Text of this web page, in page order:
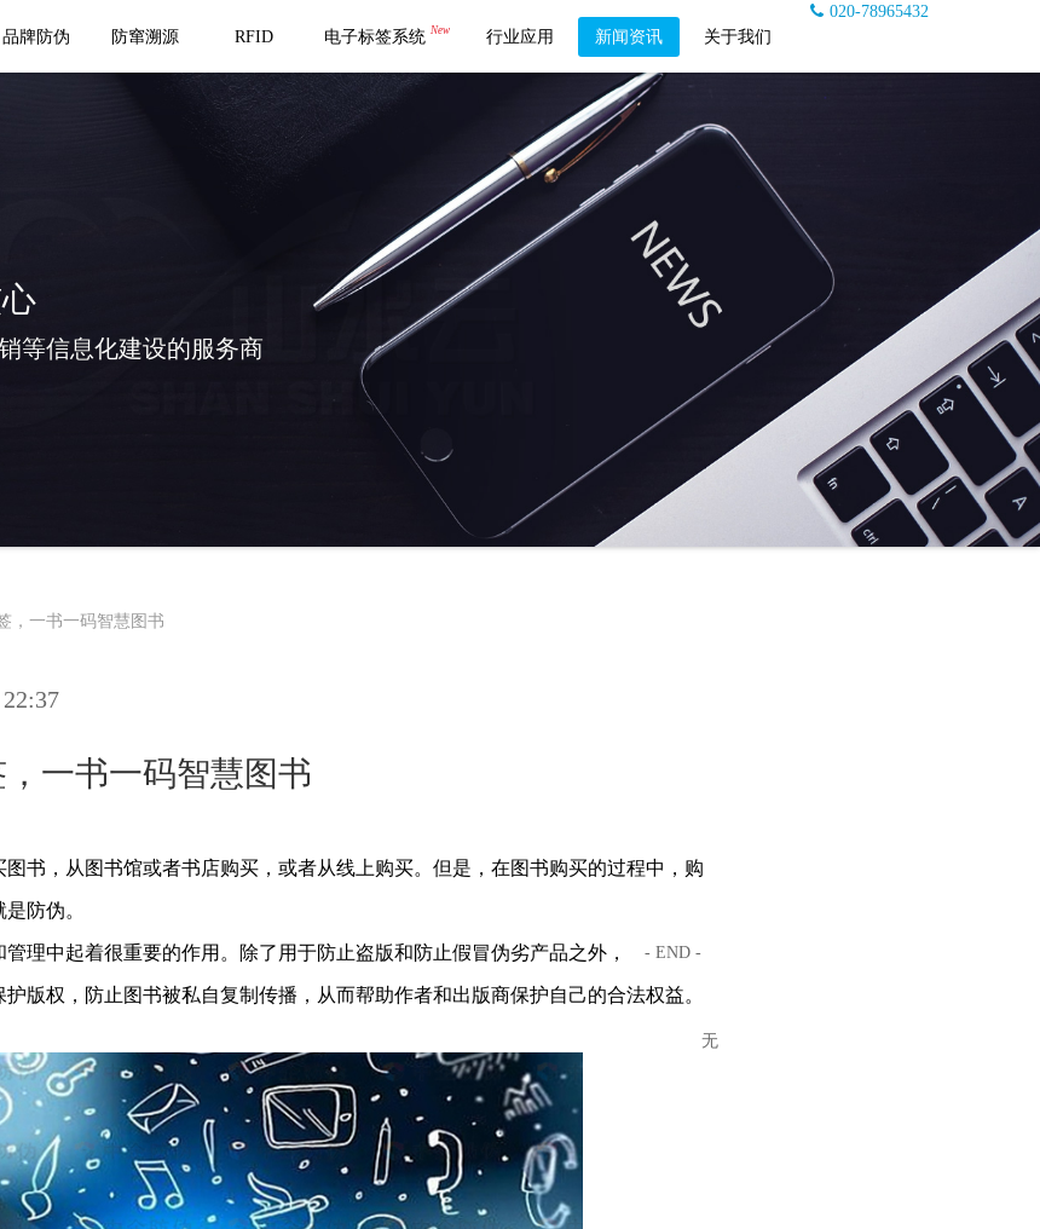
020-78965432
品牌防伪 防窜溯源 RFID 电子标签系统 New 行业应用 新闻资讯 关于我们
等信息化建设的服务商
，一书一码智慧图书
一书一码智慧图书
书，从图书馆或者书店购买，或者从线上购买。但是，在图书购买的过程中，购
防伪。
管理中起着很重要的作用。除了用于防止盗版和防止假冒伪劣产品之外，
护版权，防止图书被私自复制传播，从而帮助作者和出版商保护自己的合法权益。
- END -
无